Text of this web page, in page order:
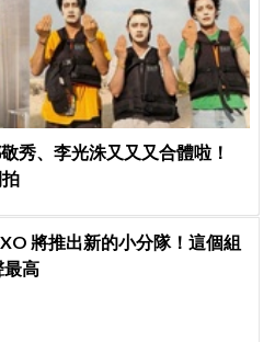
秀、李光洙又又又合體啦！
將推出新的小分隊！這個組
最高